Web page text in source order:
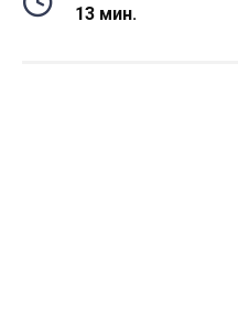
13 мин.